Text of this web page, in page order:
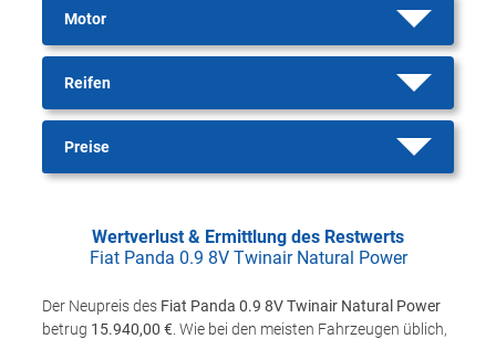
Motor
Reifen
Preise
Wertverlust & Ermittlung des Restwerts
Fiat Panda 0.9 8V Twinair Natural Power
Der Neupreis des Fiat Panda 0.9 8V Twinair Natural Power
betrug 15.940,00 € . Wie bei den meisten Fahrzeugen üblich,